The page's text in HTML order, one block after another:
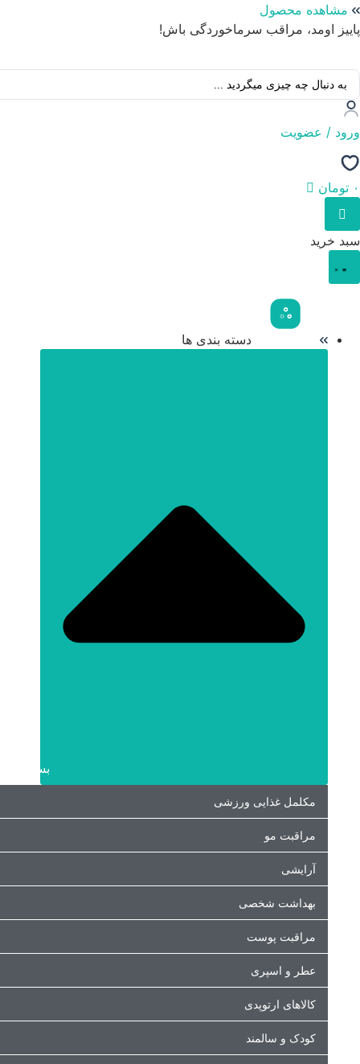
پرش
به
مشاهده محصول
پاییز اومد، مراقب سرماخوردگی باش!
جستجو
ورود / عضویت
۰ تومان
سبد خرید
دسته بندی ها
بستن
مکلمل غذایی ورزشی
مراقبت مو
آرایشی
بهداشت شخصی
مراقبت پوست
عطر و اسپری
کالاهای ارتوپدی
کودک و سالمند